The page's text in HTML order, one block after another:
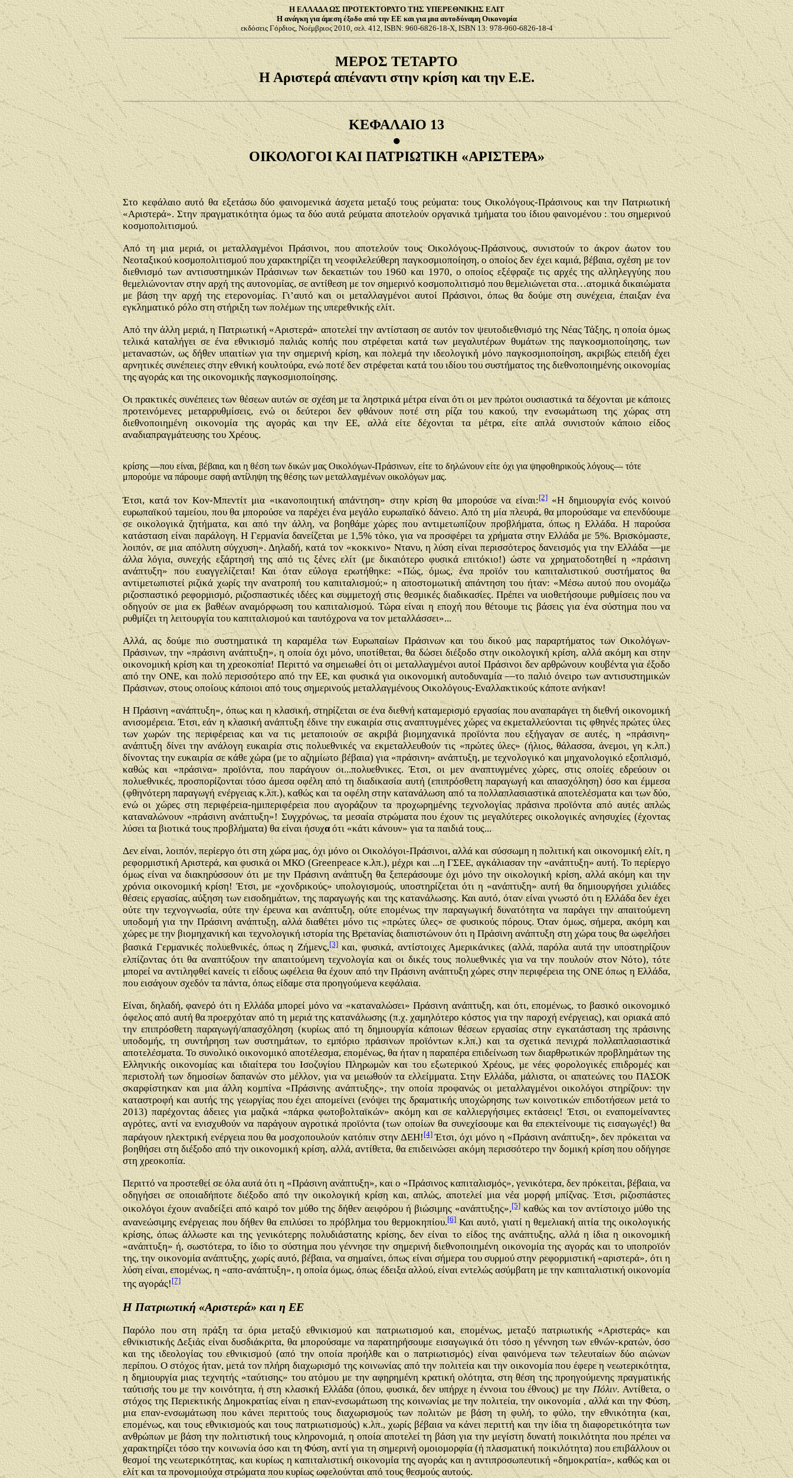
Η ΕΛΛΑΔΑ ΩΣ ΠΡΟΤΕΚΤΟΡΑΤΟ ΤΗΣ ΥΠΕΡΕΘΝΙΚΗΣ ΕΛΙΤ
Η ανάγκη για άμεση έξοδο από την ΕΕ και για μια αυτοδύναμη Οικονομία
εκδόσεις Γόρδιος, Νοέμβριος 2010, σελ. 412, ISBN: 960-6826-18-Χ, ISBN 13: 978-960-6826-18-4
ΜΕΡΟΣ ΤΕΤΑΡΤΟ
Η Αριστερά απέναντι στην κρίση και την Ε.Ε.
ΚΕΦΑΛΑΙΟ 13
●
ΟΙΚΟΛΟΓΟΙ ΚΑΙ ΠΑΤΡΙΩΤΙΚΗ «ΑΡΙΣΤΕΡΑ»
Στο κεφάλαιο αυτό θα εξετάσω δύο φαινομενικά άσχετα μεταξύ τους ρεύματα: τους Οικολόγους-Πράσινους και την Πατριωτική
«Αριστερά». Στην πραγματικότητα όμως τα δύο αυτά ρεύματα αποτελούν οργανικά τμήματα του ίδιου φαινομένου : του σημερινού
κοσμοπολιτισμού.
Από τη μια μεριά, οι μεταλλαγμένοι Πράσινοι, που αποτελούν τους Οικολόγους-Πράσινους, συνιστούν το άκρον άωτον του
Νεοταξικού κοσμοπολιτισμού που χαρακτηρίζει τη νεοφιλελεύθερη παγκοσμιοποίηση, ο οποίος δεν έχει καμιά, βέβαια, σχέση με τον
διεθνισμό των αντισυστημικών Πράσινων των δεκαετιών του 1960 και 1970, ο οποίος εξέφραζε τις αρχές της αλληλεγγύης που
θεμελιώνονταν στην αρχή της αυτονομίας, σε αντίθεση με τον σημερινό κοσμοπολιτισμό που θεμελιώνεται στα…ατομικά δικαιώματα
με βάση την αρχή της ετερονομίας. Γι’αυτό και οι μεταλλαγμένοι αυτοί Πράσινοι, όπως θα δούμε στη συνέχεια, έπαιξαν ένα
εγκληματικό ρόλο στη στήριξη των πολέμων της υπερεθνικής ελίτ.
Από την άλλη μεριά, η Πατριωτική «Αριστερά» αποτελεί την αντίσταση σε αυτόν τον ψευτοδιεθνισμό της Νέας Τάξης, η οποία όμως
τελικά καταλήγει σε ένα εθνικισμό παλιάς κοπής που στρέφεται κατά των μεγαλυτέρων θυμάτων της παγκοσμιοποίησης, των
μεταναστών, ως δήθεν υπαιτίων για την σημερινή κρίση, και πολεμά την ιδεολογική μόνο παγκοσμιοποίηση, ακριβώς επειδή έχει
αρνητικές συνέπειες στην εθνική κουλτούρα, ενώ ποτέ δεν στρέφεται κατά του ιδίου του συστήματος της διεθνοποιημένης οικονομίας
της αγοράς και της οικονομικής παγκοσμιοποίησης.
Οι πρακτικές συνέπειες των θέσεων αυτών σε σχέση με τα ληστρικά μέτρα είναι ότι οι μεν πρώτοι ουσιαστικά τα δέχονται με κάποιες
προτεινόμενες μεταρρυθμίσεις, ενώ οι δεύτεροι δεν φθάνουν ποτέ στη ρίζα του κακού, την ενσωμάτωση της χώρας στη
διεθνοποιημένη οικονομία της αγοράς και την ΕΕ, αλλά είτε δέχονται τα μέτρα, είτε απλά συνιστούν κάποιο είδος
αναδιαπραγμάτευσης του Χρέους.
κρίσης —που είναι, βέβαια, και η θέση των δικών μας Οικολόγων-Πράσινων, είτε το δηλώνουν είτε όχι για ψηφοθηρικούς λόγους— τότε
μπορούμε να πάρουμε σαφή αντίληψη της θέσης των μεταλλαγμένων οικολόγων μας.
Έτσι, κατά τον Κον-Μπεντίτ μια «ικανοποιητική απάντηση» στην κρίση θα μπορούσε να είναι:[2]«Η δημιουργία ενός κοινού
ευρωπαϊκού ταμείου, που θα μπορούσε να παρέχει ένα μεγάλο ευρωπαϊκό δάνειο. Από τη μία πλευρά, θα μπορούσαμε να επενδύουμε
σε οικολογικά ζητήματα, και από την άλλη, να βοηθάμε χώρες που αντιμετωπίζουν προβλήματα, όπως η Ελλάδα. Η παρούσα
κατάσταση είναι παράλογη. Η Γερμανία δανείζεται με 1,5% τόκο, για να προσφέρει τα χρήματα στην Ελλάδα με 5%. Βρισκόμαστε,
λοιπόν, σε μια απόλυτη σύγχυση». Δηλαδή, κατά τον «κοκκινο» Ντανυ, η λύση είναι περισσότερος δανεισμός για την Ελλάδα —με
άλλα λόγια, συνεχής εξάρτησή της από τις ξένες ελίτ (με δικαιότερο φυσικά επιτόκιο!) ώστε να χρηματοδοτηθεί η «πράσινη
ανάπτυξη» που ευαγγελίζεται! Και όταν εύλογα ερωτήθηκε: «Πώς, όμως, ένα προϊόν του καπιταλιστικού συστήματος θα
αντιμετωπιστεί ριζικά χωρίς την ανατροπή του καπιταλισμού;» η αποστομωτική απάντηση του ήταν: «Μέσω αυτού που ονομάζω
ριζοσπαστικό ρεφορμισμό, ριζοσπαστικές ιδέες και συμμετοχή στις θεσμικές διαδικασίες. Πρέπει να υιοθετήσουμε ρυθμίσεις που να
οδηγούν σε μια εκ βαθέων αναμόρφωση του καπιταλισμού. Τώρα είναι η εποχή που θέτουμε τις βάσεις για ένα σύστημα που να
ρυθμίζει τη λειτουργία του καπιταλισμού και ταυτόχρονα να τον μεταλλάσσει»...
Αλλά, ας δούμε πιο συστηματικά τη καραμέλα των Ευρωπαίων Πράσινων και του δικού μας παραρτήματος των Οικολόγων-
Πράσινων, την «πράσινη ανάπτυξη», η οποία όχι μόνο, υποτίθεται, θα δώσει διέξοδο στην οικολογική κρίση, αλλά ακόμη και στην
οικονομική κρίση και τη χρεοκοπία! Περιττό να σημειωθεί ότι οι μεταλλαγμένοι αυτοί Πράσινοι δεν αρθρώνουν κουβέντα για έξοδο
από την ΟΝΕ, και πολύ περισσότερο από την ΕΕ, και φυσικά για οικονομική αυτοδυναμία —το παλιό όνειρο των αντισυστημικών
Πράσινων, στους οποίους κάποιοι από τους σημερινούς μεταλλαγμένους Οικολόγους-Εναλλακτικούς κάποτε ανήκαν!
Η Πράσινη «ανάπτυξη», όπως και η κλασική, στηρίζεται σε ένα διεθνή καταμερισμό εργασίας που αναπαράγει τη διεθνή οικονομική
ανισομέρεια. Έτσι, εάν η κλασική ανάπτυξη έδινε την ευκαιρία στις αναπτυγμένες χώρες να εκμεταλλεύονται τις φθηνές πρώτες ύλες
των χωρών της περιφέρειας και να τις μεταποιούν σε ακριβά βιομηχανικά προϊόντα που εξήγαγαν σε αυτές, η «πράσινη»
ανάπτυξη δίνει την ανάλογη ευκαιρία στις πολυεθνικές να εκμεταλλευθούν τις «πρώτες ύλες» (ήλιος, θάλασσα, άνεμοι, γη κ.λπ.)
δίνοντας την ευκαιρία σε κάθε χώρα (με το αζημίωτο βέβαια) για «πράσινη» ανάπτυξη, με τεχνολογικό και μηχανολογικό εξοπλισμό,
καθώς και «πράσινα» προϊόντα, που παράγουν οι...πολυεθνικες. Έτσι, οι μεναναπτυγμένες χώρες, στις οποίες εδρεύουν οι
πολυεθνικές, προσπορίζονται τόσο άμεσα οφέλη από τη διαδικασία αυτή (επιπρόσθετη παραγωγή και απασχόληση) όσο και έμμεσα
(φθηνότερη παραγωγή ενέργειας κ.λπ.), καθώς και τα οφέλη στην κατανάλωση από τα πολλαπλασιαστικά αποτελέσματα και των δύο,
ενώ οι χώρες στη περιφέρεια-ημιπεριφέρεια που αγοράζουν τα προχωρημένης τεχνολογίας πράσινα προϊόντα από αυτές απλώς
καταναλώνουν «πράσινη ανάπτυξη»! Συγχρόνως, τα μεσαία στρώματα που έχουν τις μεγαλύτερες οικολογικές ανησυχίες (έχοντας
λύσει τα βιοτικά τους προβλήματα) θα είναι ήσυχαότι «κάτι κάνουν» για τα παιδιά τους...
Δεν είναι, λοιπόν, περίεργο ότι στη χώρα μας, όχι μόνο οι Οικολόγοι-Πράσινοι, αλλά και σύσσωμη η πολιτική και οικονομική ελίτ, η
ρεφορμιστική Αριστερά, και φυσικά οι ΜΚΟ (Greenpeace κ.λπ.), μέχρι και ...η ΓΣΕΕ, αγκάλιασαν την «ανάπτυξη» αυτή. Το περίεργο
όμως είναι να διακηρύσσουν ότι με την Πράσινη ανάπτυξη θα ξεπεράσουμε όχι μόνο την οικολογική κρίση, αλλά ακόμη και την
χρόνια οικονομική κρίση! Έτσι, με «χονδρικούς» υπολογισμούς, υποστηρίζεται ότι η «ανάπτυξη» αυτή θα δημιουργήσει χιλιάδες
θέσεις εργασίας, αύξηση των εισοδημάτων, της παραγωγής και της κατανάλωσης. Και αυτό, όταν είναι γνωστό ότι η Ελλάδα δεν έχει
ούτε την τεχνογνωσία, ούτε την έρευνα και ανάπτυξη, ούτε επομένως την παραγωγική δυνατότητα να παράγει την απαιτούμενη
υποδομή για την Πράσινη ανάπτυξη, αλλά διαθέτει μόνο τις «πρώτες ύλες» σε φυσικούς πόρους. Όταν όμως, σήμερα, ακόμη και
χώρες με την βιομηχανική και τεχνολογική ιστορία της Βρετανίας διαπιστώνουν ότι η Πράσινη ανάπτυξη στη χώρα τους θα ωφελήσει
βασικά Γερμανικές πολυεθνικές, όπως η Ζήμενς,[3]και, φυσικά, αντίστοιχες Αμερικάνικες (αλλά, παρόλα αυτά την υποστηρίζουν
ελπίζοντας ότι θα αναπτύξουν την απαιτούμενη τεχνολογία και οι δικές τους πολυεθνικές για να την πουλούν στον Νότο), τότε
μπορεί να αντιληφθεί κανείς τι είδους ωφέλεια θα έχουν από την Πράσινη ανάπτυξη χώρες στην περιφέρεια της ΟΝΕ όπως η Ελλάδα,
που εισάγουν σχεδόν τα πάντα, όπως είδαμε στα προηγούμενα κεφάλαια.
Είναι, δηλαδή, φανερό ότι η Ελλάδα μπορεί μόνο να «καταναλώσει» Πράσινη ανάπτυξη, και ότι, επομένως, το βασικό οικονομικό
όφελος από αυτή θα προερχόταν από τη μεριά της κατανάλωσης (π.χ. χαμηλότερο κόστος για την παροχή ενέργειας), και οριακά από
την επιπρόσθετη παραγωγή/απασχόληση (κυρίως από τη δημιουργία κάποιων θέσεων εργασίας στην εγκατάσταση της πράσινης
υποδομής, τη συντήρηση των συστημάτων, το εμπόριο πράσινων προϊόντων κ.λπ.) και τα σχετικά πενιχρά πολλαπλασιαστικά
αποτελέσματα. Το συνολικό οικονομικό αποτέλεσμα, επομένως, θα ήταν η παραπέρα επιδείνωση των διαρθρωτικών προβλημάτων της
Ελληνικής οικονομίας και ιδιαίτερα του Ισοζυγίου Πληρωμών και του εξωτερικού Χρέους, με νέες φορολογικές επιδρομές και
περιστολή των δημοσίων δαπανών στο μέλλον, για να μειωθούν τα ελλείμματα. Στην Ελλάδα, μάλιστα, οι απατεώνες του ΠΑΣΟΚ
σκαρφίστηκαν και μια άλλη κομπίνα «Πράσινης ανάπτυξης», την οποία προφανώς οι μεταλλαγμένοι οικολόγοι στηρίζουν: την
καταστροφή και αυτής της γεωργίας που έχει απομείνει (ενόψει της δραματικής υποχώρησης των κοινοτικών επιδοτήσεων μετά το
2013) παρέχοντας άδειες για μαζικά «πάρκα φωτοβολταϊκών» ακόμη και σε καλλιεργήσιμες εκτάσεις! Έτσι, οι εναπομείναντες
αγρότες, αντί να ενισχυθούν να παράγουν αγροτικά προϊόντα (των οποίων θα συνεχίσουμε και θα επεκτείνουμε τις εισαγωγές!) θα
παράγουν ηλεκτρική ενέργεια που θα μοσχοπουλούν κατόπιν στην ΔΕΗ![4]Έτσι, όχι μόνο η «Πράσινη ανάπτυξη», δεν πρόκειται να
βοηθήσει στη διέξοδο από την οικονομική κρίση, αλλά, αντίθετα, θα επιδεινώσει ακόμη περισσότερο την δομική κρίση που οδήγησε
στη χρεοκοπία.
Περιττό να προστεθεί σε όλα αυτά ότι η «Πράσινη ανάπτυξη», και ο «Πράσινος καπιταλισμός», γενικότερα, δεν πρόκειται, βέβαια, να
οδηγήσει σε οποιαδήποτε διέξοδο από την οικολογική κρίση και, απλώς, αποτελεί μια νέα μορφή μπίζνας. Έτσι, ριζοσπάστες
οικολόγοι έχουν αναδείξει από καιρό τον μύθο της δήθεν αειφόρου ή βιώσιμης «ανάπτυξης»,[5]καθώς και τον αντίστοιχο μύθο της
ανανεώσιμης ενέργειας που δήθεν θα επιλύσει το πρόβλημα του θερμοκηπίου.[6]Και αυτό, γιατί η θεμελιακή αιτία της οικολογικής
κρίσης, όπως άλλωστε και της γενικότερης πολυδιάστατης κρίσης, δεν είναι το είδος της ανάπτυξης, αλλά η ίδια η οικονομική
«ανάπτυξη» ή, σωστότερα, το ίδιο το σύστημα που γέννησε την σημερινή διεθνοποιημένη οικονομία της αγοράς και το υποπροϊόν
της, την οικονομία ανάπτυξης, χωρίς αυτό, βέβαια, να σημαίνει, όπως είναι σήμερα του συρμού στην ρεφορμιστική «αριστερά», ότι η
λύση είναι, επομένως, η «απο-ανάπτυξη», η οποία όμως, όπως έδειξα αλλού, είναι εντελώς ασύμβατη με την καπιταλιστική οικονομία
της αγοράς![7]
Η Πατριωτική «Αριστερά» και η ΕΕ
Παρόλο που στη πράξη τα όρια μεταξύ εθνικισμού και πατριωτισμού και, επομένως, μεταξύ πατριωτικής «Αριστεράς» και
εθνικιστικής Δεξιάς είναι δυσδιάκριτα, θα μπορούσαμε να παρατηρήσουμε εισαγωγικά ότι τόσο η γέννηση των εθνών-κρατών, όσο
και της ιδεολογίας του εθνικισμού (από την οποία προήλθε και ο πατριωτισμός) είναι φαινόμενα των τελευταίων δύο αιώνων
περίπου. Ο στόχος ήταν, μετά τον πλήρη διαχωρισμό της κοινωνίας από την πολιτεία και την οικονομία που έφερε η νεωτερικότητα,
η δημιουργία μιας τεχνητής «ταύτισης» του ατόμου με την αφηρημένη κρατική ολότητα, στη θέση της προηγούμενης πραγματικής
ταύτισής του με την κοινότητα, ή στη κλασική Ελλάδα (όπου, φυσικά, δεν υπήρχε η έννοια του έθνους) με τηνΠόλιν.Αντίθετα, ο
στόχος της Περιεκτικής Δημοκρατίας είναι η επαν-ενσωμάτωση της κοινωνίας με την πολιτεία, την οικονομία , αλλά και την Φύση,
μια επαν-ενσωμάτωση που κάνει περιττούς τους διαχωρισμούς των πολιτών με βάση τη φυλή, το φύλο, την εθνικότητα (και,
επομένως, και τους εθνικισμούς και τους πατριωτισμούς) κ.λπ., χωρίς βέβαια να κάνει περιττή και την ίδια τη διαφορετικότητα των
ανθρώπων με βάση την πολιτιστική τους κληρονομιά, η οποία αποτελεί τη βάση για την μεγίστη δυνατή ποικιλότητα που πρέπει να
χαρακτηρίζει τόσο την κοινωνία όσο και τη Φύση, αντί για τη σημερινή ομοιομορφία (ή πλασματική ποικιλότητα) που επιβάλλουν οι
θεσμοί της νεωτερικότητας, και κυρίως η καπιταλιστική οικονομία της αγοράς και η αντιπροσωπευτική «δημοκρατία», καθώς και οι
ελίτ και τα προνομιούχα στρώματα που κυρίως ωφελούνται από τους θεσμούς αυτούς.